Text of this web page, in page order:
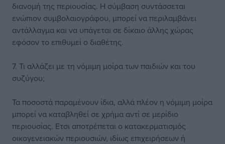
διανομή της περιουσίας. Η σύμβαση συντάσσεται
ενώπιον συμβολαιογράφου, μπορεί να περιλαμβάνει
αντάλλαγμα και να υπάγεται σε δίκαιο άλλης χώρας
εφόσον το επιθυμεί ο διαθέτης.
7. Τι αλλάζει με τη νόμιμη μοίρα των παιδιών και του
συζύγου;
Τα ποσοστά παραμένουν ίδια, αλλά πλέον η νόμιμη μοίρα
μπορεί να καταβληθεί σε χρήμα αντί σε μερίδιο
περιουσίας. Ετσι αποτρέπεται ο κατακερματισμός
οικογενειακών περιουσιών, ιδίως επιχειρήσεων ή